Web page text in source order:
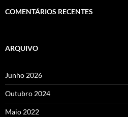
COMENTÁRIOS RECENTES
ARQUIVO
Junho 2026
Outubro 2024
Maio 2022